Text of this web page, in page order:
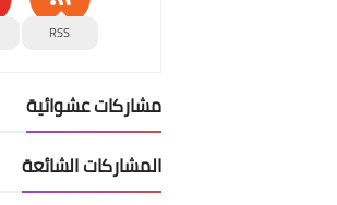
RSS
مشاركات عشوائية
المشاركات الشائعة